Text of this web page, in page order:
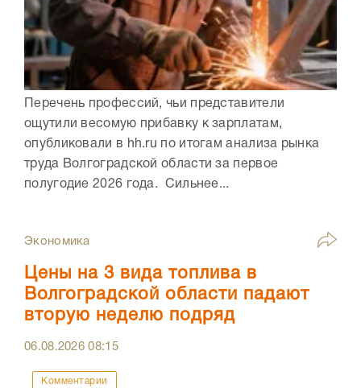
Перечень профессий, чьи представители
ощутили весомую прибавку к зарплатам,
опубликовали в hh.ru по итогам анализа рынка
труда Волгоградской области за первое
полугодие 2026 года. Сильнее...
Экономика
Цены на 3 вида топлива в
Волгоградской области падают
вторую неделю подряд
06.08.202608:15
Комментарии